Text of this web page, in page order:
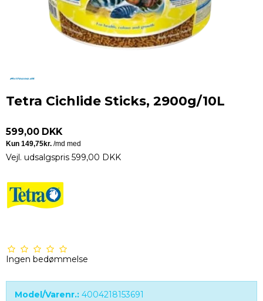
Tetra Cichlide Sticks, 2900g/10L
599,00 DKK
Vejl. udsalgspris 599,00 DKK
Ingen bedømmelse
Model/Varenr.: 4004218153691